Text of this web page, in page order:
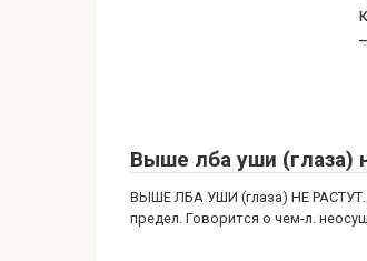
Выше лба уши (глаза)
ВЫШЕ ЛБА УШИ (глаза) НЕ РАСТУТ.
предел. Говорится о чем-л.